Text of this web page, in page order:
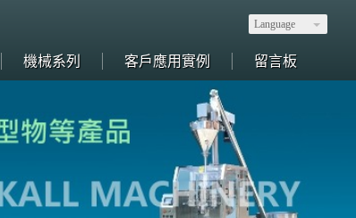
Language
機械系列 客戶應用實例 留言板